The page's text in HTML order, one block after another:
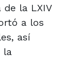
la LXIV
a los
así
la